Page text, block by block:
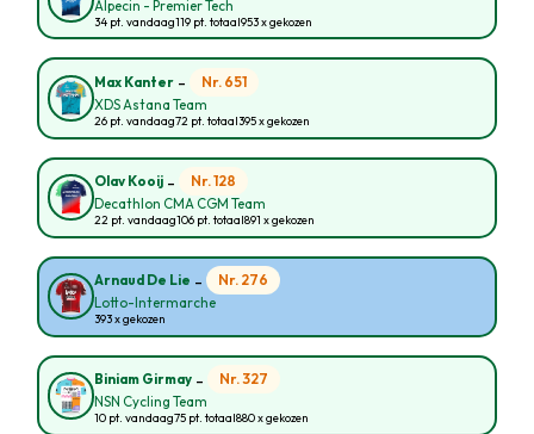
Alpecin - Premier Tech
34 pt. vandaag119 pt. totaal953 x gekozen
Max Kanter - Nr. 651
XDS Astana Team
26 pt. vandaag72 pt. totaal395 x gekozen
Olav Kooij - Nr. 128
Decathlon CMA CGM Team
22 pt. vandaag106 pt. totaal891 x gekozen
Arnaud De Lie - Nr. 276
Lotto-Intermarche
393 x gekozen
Biniam Girmay - Nr. 327
NSN Cycling Team
10 pt. vandaag75 pt. totaal880 x gekozen